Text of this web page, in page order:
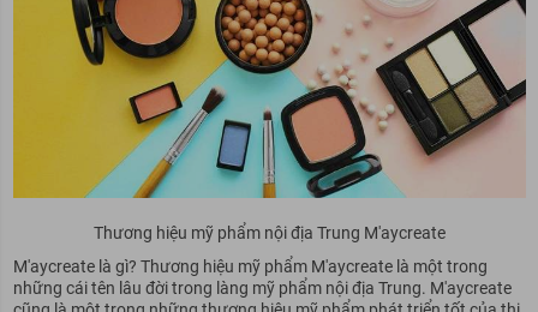
Thương hiệu mỹ phẩm nội địa Trung M'aycreate
M'aycreate là gì? Thương hiệu mỹ phẩm M'aycreate là một trong
những cái tên lâu đời trong làng mỹ phẩm nội địa Trung. M'aycreate